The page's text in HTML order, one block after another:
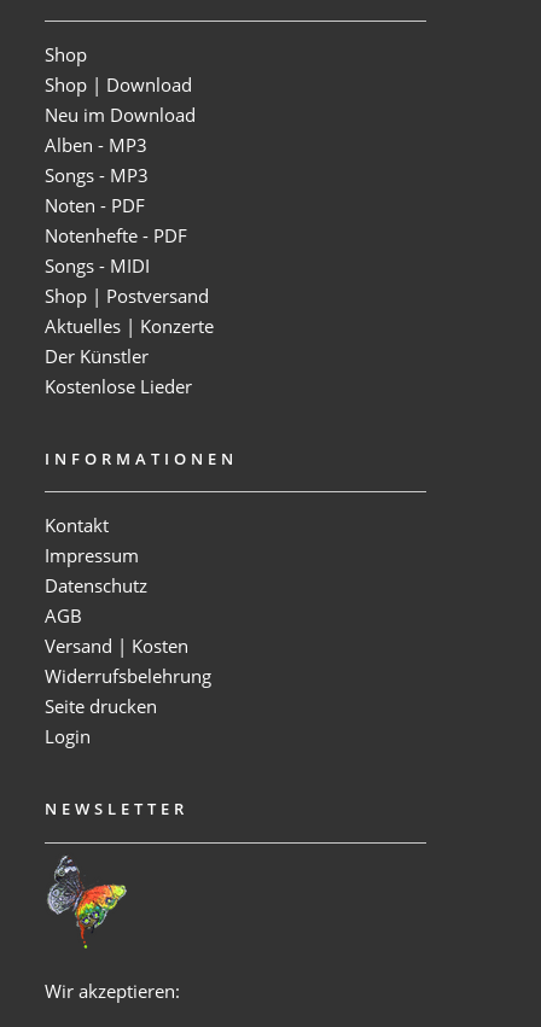
Shop
Shop | Download
Neu im Download
Alben - MP3
Songs - MP3
Noten - PDF
Notenhefte - PDF
Songs - MIDI
Shop | Postversand
Aktuelles | Konzerte
Der Künstler
Kostenlose Lieder
INFORMATIONEN
Kontakt
Impressum
Datenschutz
AGB
Versand | Kosten
Widerrufsbelehrung
Seite drucken
Login
NEWSLETTER
Wir akzeptieren: